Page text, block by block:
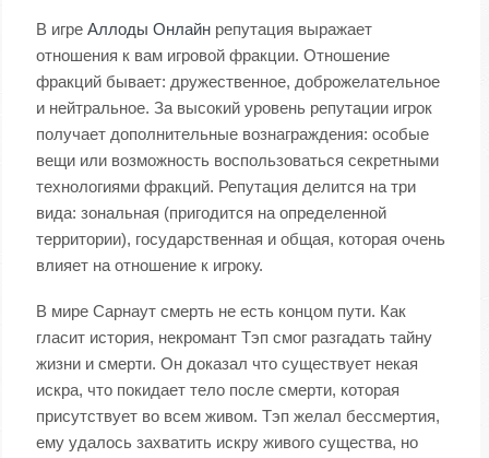
В игре Аллоды Онлайн репутация выражает
отношения к вам игровой фракции. Отношение
фракций бывает: дружественное, доброжелательное
и нейтральное. За высокий уровень репутации игрок
получает дополнительные вознаграждения: особые
вещи или возможность воспользоваться секретными
технологиями фракций. Репутация делится на три
вида: зональная (пригодится на определенной
территории), государственная и общая, которая очень
влияет на отношение к игроку.
В мире Сарнаут смерть не есть концом пути. Как
гласит история, некромант Тэп смог разгадать тайну
жизни и смерти. Он доказал что существует некая
искра, что покидает тело после смерти, которая
присутствует во всем живом. Тэп желал бессмертия,
ему удалось захватить искру живого существа, но